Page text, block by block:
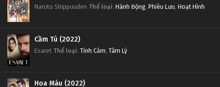
Naruto Shippuuden Thể loại: Hành Động, Phiêu Lưu, Hoạt Hình
Cầm Tù (2022)
Esaret Thể loại: Tình Cảm, Tâm Lý
Hoa Máu (2022)